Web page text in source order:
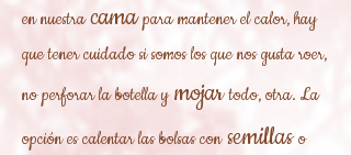
en nuestra cama para mantener el calor, hay
que tener cuidado si somos los que nos gusta roer,
no perforar la botella y mojar todo, otra. La
opción es calentar las bolsas con semillas o